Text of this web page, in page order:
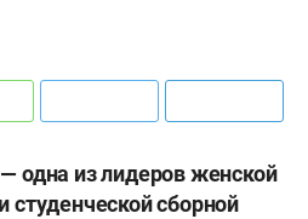
одна из лидеров женской
сборной